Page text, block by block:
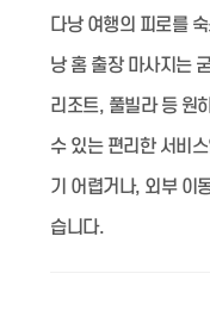
다낭 여행의 피로를
낭 홈 출장 마사지는
리조트, 풀빌라 등 원
수 있는 편리한 서비
기 어렵거나, 외부 이
습니다.